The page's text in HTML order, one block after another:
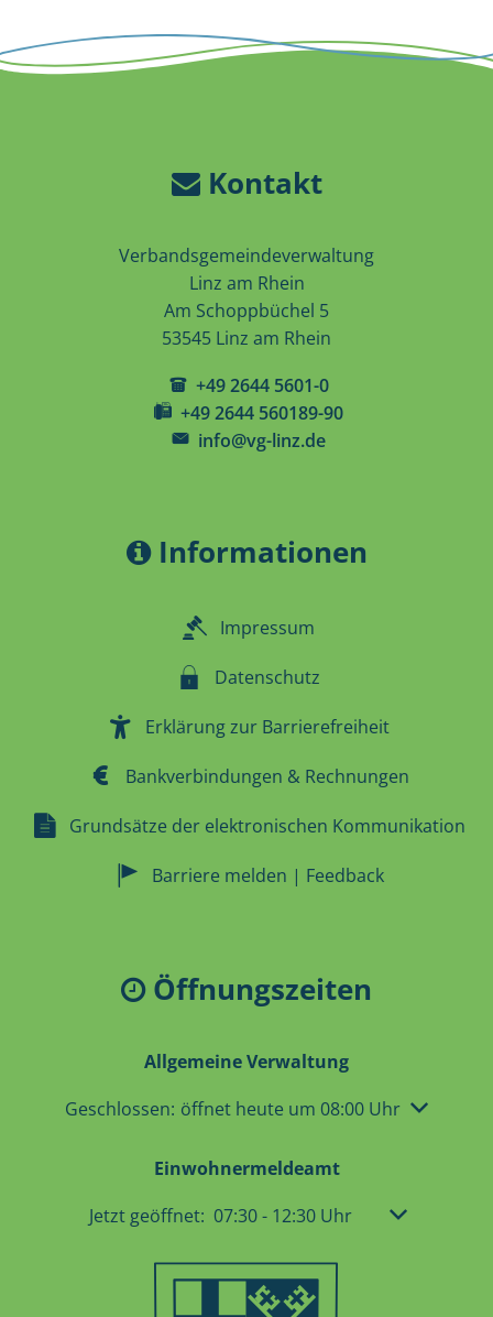
Kontakt
Verbandsgemeindeverwaltung
Linz am Rhein
Am Schoppbüchel 5
53545 Linz am Rhein
+49 2644 5601-0
+49 2644 560189-90
info@vg-linz.de
Informationen
Impressum
Datenschutz
Erklärung zur Barrierefreiheit
Bankverbindungen & Rechnungen
Grundsätze der elektronischen Kommunikation
Barriere melden | Feedback
Öffnungszeiten
Allgemeine Verwaltung
Klicken, um weitere Öffnungs- oder Schließzeiten
Geschlossen: öffnet heute um 08:00 Uhr
Einwohnermeldeamt
Klicken, um weitere Öffnungs- oder
Jetzt geöffnet: 07:30- 12:30Uhr Von 07:30